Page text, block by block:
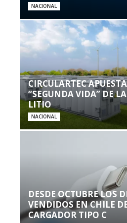
NACIONAL
CIRCULARTEC
“SEGUNDA VIDA” DE
LITIO
NACIONAL
DESDE OCTUBRE LOS
VENDIDOS EN CHILE
CARGADOR TIPO C